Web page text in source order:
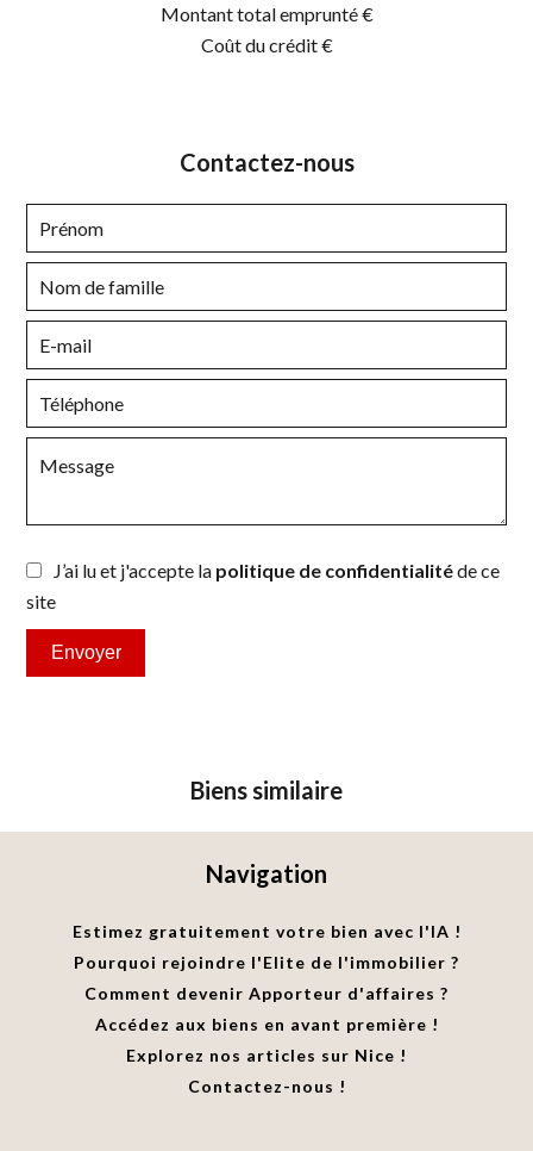
Montant total emprunté€
Coût du crédit€
Contactez-nous
J’ai lu et j'accepte la politique de confidentialitéde ce
site
Envoyer
Biens similaire
Navigation
Estimez gratuitement votre bien avec l'IA !
Pourquoi rejoindre l'Elite de l'immobilier ?
Comment devenir Apporteur d'affaires ?
Accédez aux biens en avant première !
Explorez nos articles sur Nice !
Contactez-nous !